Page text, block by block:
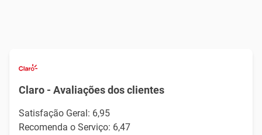
Claro - Avaliações dos clientes
Satisfação Geral: 6,95
Recomenda o Serviço: 6,47